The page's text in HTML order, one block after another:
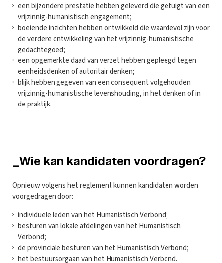
een bijzondere prestatie hebben geleverd die getuigt van een
vrijzinnig-humanistisch engagement;
boeiende inzichten hebben ontwikkeld die waardevol zijn voor
de verdere ontwikkeling van het vrijzinnig-humanistische
gedachtegoed;
een opgemerkte daad van verzet hebben gepleegd tegen
eenheidsdenken of autoritair denken;
blijk hebben gegeven van een consequent volgehouden
vrijzinnig-humanistische levenshouding, in het denken of in
de praktijk.
_Wie kan kandidaten voordragen?
Opnieuw volgens het reglement kunnen kandidaten worden
voorgedragen door:
individuele leden van het Humanistisch Verbond;
besturen van lokale afdelingen van het Humanistisch
Verbond;
de provinciale besturen van het Humanistisch Verbond;
het bestuursorgaan van het Humanistisch Verbond.